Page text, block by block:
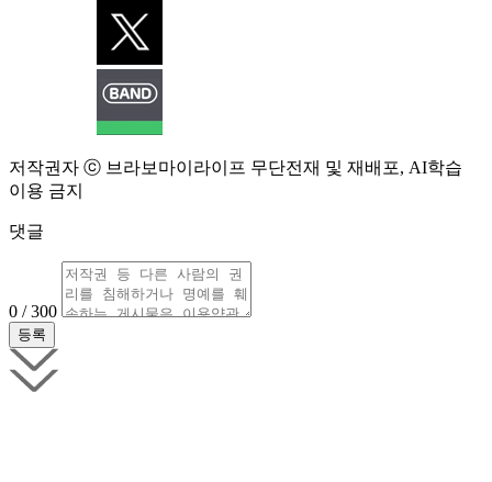
저작권자 ⓒ 브라보마이라이프 무단전재 및 재배포, AI학습
이용 금지
댓글
0 / 300